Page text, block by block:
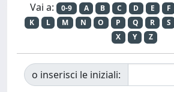
Vai a: 0-9 A B C D E F
K
L M N O P Q R S
X
Y Z
o inserisci le iniziali: